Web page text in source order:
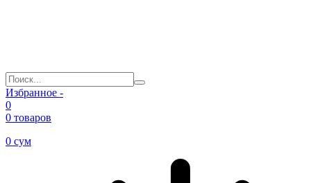
Избранное -
0
0 товаров
0 сум